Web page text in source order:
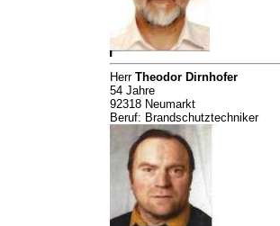
Herr Theodor Dirnhofer
54 Jahre
92318 Neumarkt
Beruf: Brandschutztechniker